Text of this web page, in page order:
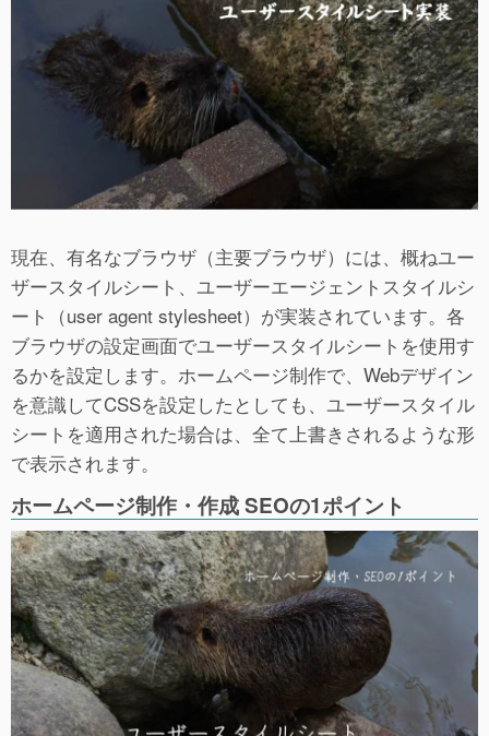
現在、有名なブラウザ（主要ブラウザ）には、概ねユー
ザースタイルシート、ユーザーエージェントスタイルシ
ート（user agent stylesheet）が実装されています。各
ブラウザの設定画面でユーザースタイルシートを使用す
るかを設定します。ホームページ制作で、Webデザイン
を意識してCSSを設定したとしても、ユーザースタイル
シートを適用された場合は、全て上書きされるような形
で表示されます。
ホームページ制作・作成 SEOの1ポイント